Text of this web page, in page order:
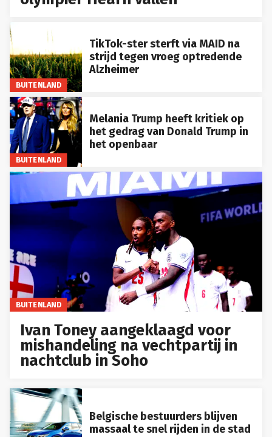
BUITENLAND
TikTok-ster sterft via MAID na
strijd tegen vroeg optredende
Alzheimer
BUITENLAND
Melania Trump heeft kritiek op
het gedrag van Donald Trump in
het openbaar
BUITENLAND
Ivan Toney aangeklaagd voor
mishandeling na vechtpartij in
nachtclub in Soho
Belgische bestuurders blijven
massaal te snel rijden in de stad